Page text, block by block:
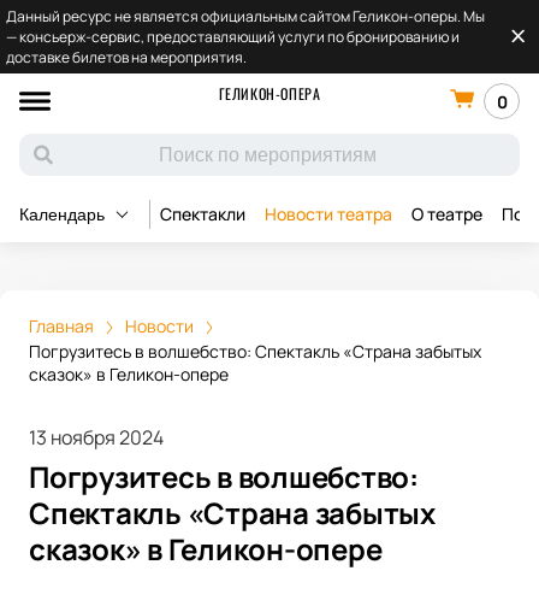
Данный ресурс не является официальным сайтом Геликон-оперы. Мы
— консьерж-сервис, предоставляющий услуги по бронированию и
доставке билетов на мероприятия.
ГЕЛИКОН-ОПЕРА
0
Календарь Спектакли Новости театра О театре
Главная
Новости
Погрузитесь в волшебство: Спектакль «Страна забытых
сказок» в Геликон-опере
13 ноября 2024
Погрузитесь в волшебство:
Спектакль «Страна забытых
сказок» в Геликон-опере